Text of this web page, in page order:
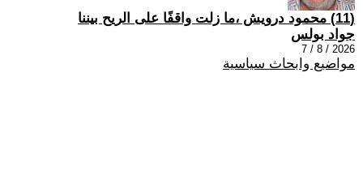
(11) محمود درويش ،ما زلت واقفًا على الريح بيننا
جواد بولس
2026 / 8 / 7
مواضيع وابحاث سياسية